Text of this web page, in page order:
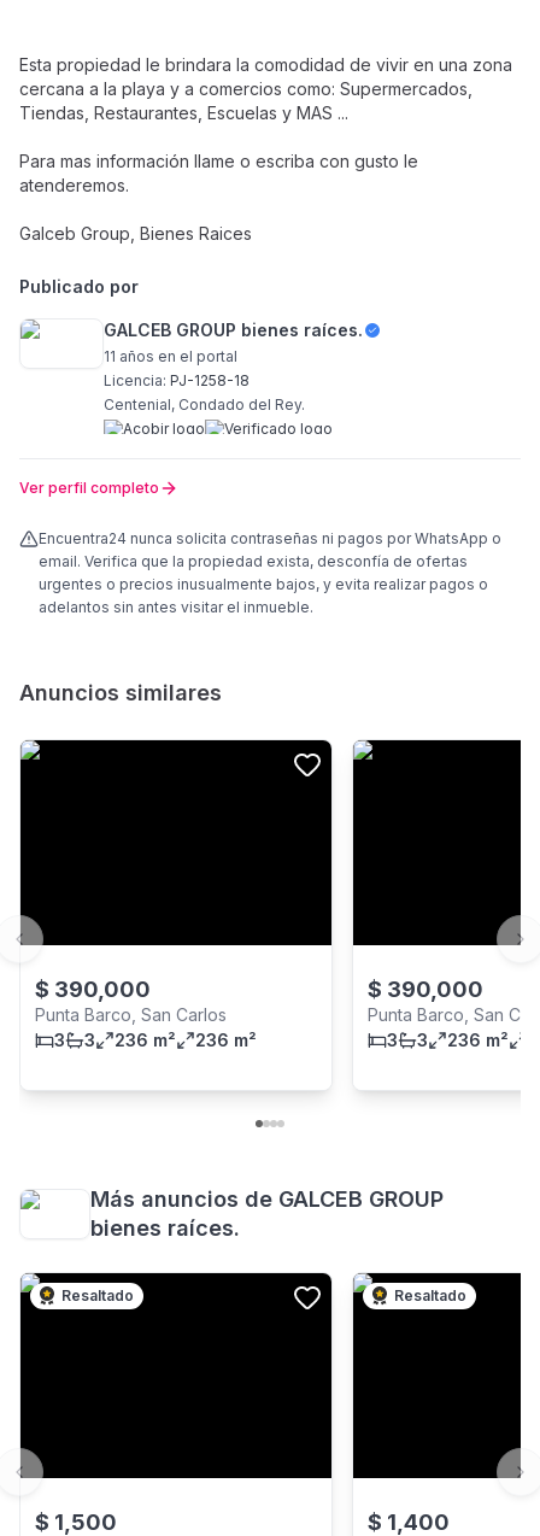
Esta propiedad le brindara la comodidad de vivir en una zona
cercana a la playa y a comercios como: Supermercados,
Tiendas, Restaurantes, Escuelas y MAS ...
Para mas información llame o escriba con gusto le
atenderemos.
Galceb Group, Bienes Raices
Publicado por
GALCEB GROUP bienes raíces.
11 años en el portal
Licencia: PJ-1258-18
Centenial, Condado del Rey.
Ver perfil completo
Encuentra24 nunca solicita contraseñas ni pagos por WhatsApp o
email. Verifica que la propiedad exista, desconfía de ofertas
urgentes o precios inusualmente bajos, y evita realizar pagos o
adelantos sin antes visitar el inmueble.
Anuncios similares
$ 390,000
Punta Barco, San Carlos
3
3 236 m² 236 m²
$ 390,000
Punta Barco, San
3
3 236 m²
Previous slide
Más anuncios de GALCEB GROUP
bienes raíces.
Resaltado
$ 1,500
Resaltado
$ 1,400
Previous slide